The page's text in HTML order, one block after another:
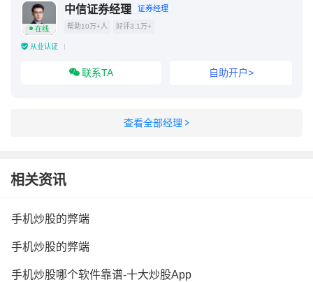
在线
中信证券经理 证券经理
帮助10万+人 好评3.1万+
从业认证
联系TA 自助开户>
查看全部经理
相关资讯
手机炒股的弊端
手机炒股的弊端
手机炒股哪个软件靠谱-十大炒股App